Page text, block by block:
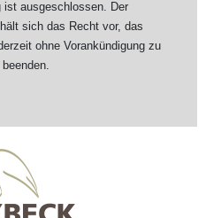
ist ausgeschlossen. Der
sich das Recht vor, das
ohne Vorankündigung zu